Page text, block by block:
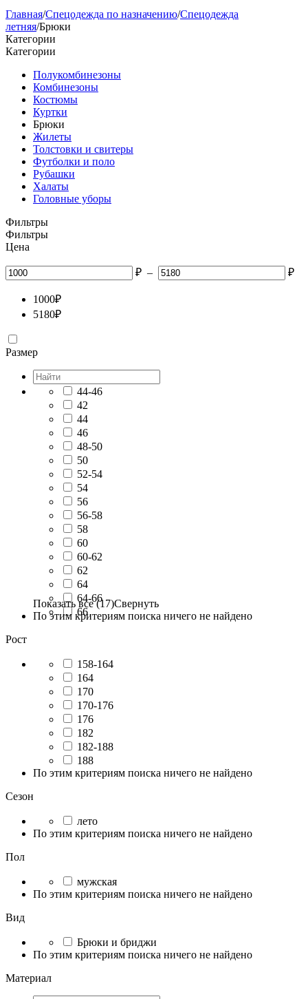
Главная/Спецодежда по назначению/Спецодежда
летняя/Брюки
Категории
Категории
Полукомбинезоны
Комбинезоны
Костюмы
Куртки
Брюки
Жилеты
Толстовки и свитеры
Футболки и поло
Рубашки
Халаты
Головные уборы
Фильтры
Фильтры
Цена
₽ – ₽
1000₽
5180₽
Размер
44-46
42
44
46
48-50
50
52-54
54
56
56-58
58
60
60-62
62
64
64-66
66
Показать все (17)Свернуть
По этим критериям поиска ничего не найдено
Рост
158-164
164
170
170-176
176
182
182-188
188
По этим критериям поиска ничего не найдено
Сезон
лето
По этим критериям поиска ничего не найдено
Пол
мужская
По этим критериям поиска ничего не найдено
Вид
Брюки и бриджи
По этим критериям поиска ничего не найдено
Материал